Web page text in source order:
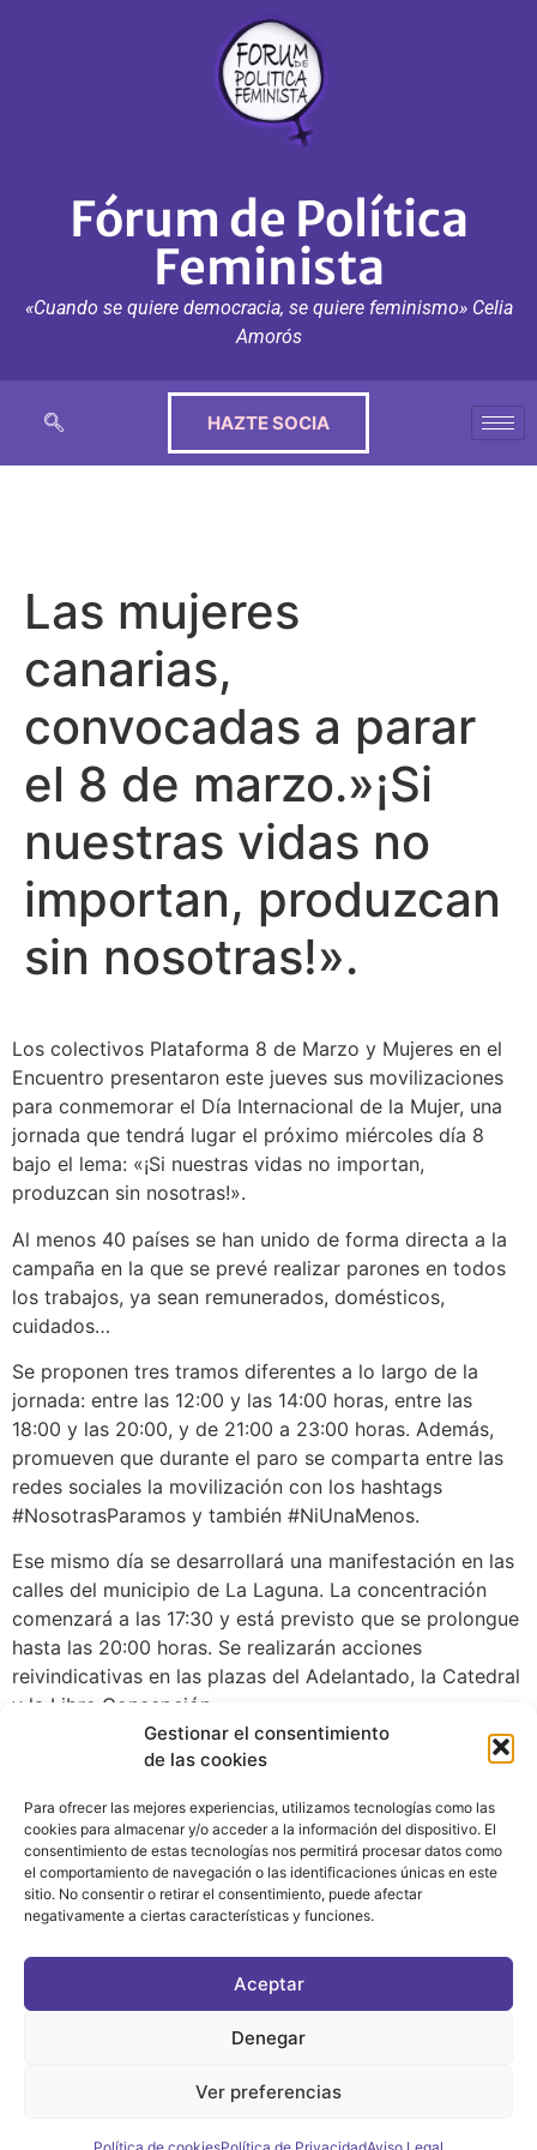
Gestionar el consentimiento
de las cookies
Para ofrecer las mejores experiencias, utilizamos tecnologías como las
cookies para almacenar y/o acceder a la información del dispositivo. El
consentimiento de estas tecnologías nos permitirá procesar datos como
el comportamiento de navegación o las identificaciones únicas en este
sitio. No consentir o retirar el consentimiento, puede afectar
negativamente a ciertas características y funciones.
Aceptar
Denegar
Ver preferencias
Fórum de Política
Feminista
«Cuando se quiere democracia, se quiere feminismo» Celia
Amorós
HAZTE SOCIA
Las mujeres
canarias,
convocadas a parar
el 8 de marzo.»¡Si
nuestras vidas no
importan, produzcan
sin nosotras!».
Los colectivos Plataforma 8 de Marzo y Mujeres en el
Encuentro presentaron este jueves sus movilizaciones
para conmemorar el Día Internacional de la Mujer, una
jornada que tendrá lugar el próximo miércoles día 8
bajo el lema: «¡Si nuestras vidas no importan,
produzcan sin nosotras!».
Al menos 40 países se han unido de forma directa a la
campaña en la que se prevé realizar parones en todos
los trabajos, ya sean remunerados, domésticos,
cuidados…
Se proponen tres tramos diferentes a lo largo de la
jornada: entre las 12:00 y las 14:00 horas, entre las
18:00 y las 20:00, y de 21:00 a 23:00 horas. Además,
promueven que durante el paro se comparta entre las
redes sociales la movilización con los hashtags
#NosotrasParamos y también #NiUnaMenos.
Ese mismo día se desarrollará una manifestación en las
calles del municipio de La Laguna. La concentración
comenzará a las 17:30 y está previsto que se prolongue
hasta las 20:00 horas. Se realizarán acciones
reivindicativas en las plazas del Adelantado, la Catedral
y la Libre Concepción.
ASOCIATE AL FÓRUM
C/ BRAVO MURILLO, 4 DESPACHO 5. 28015 MADRID